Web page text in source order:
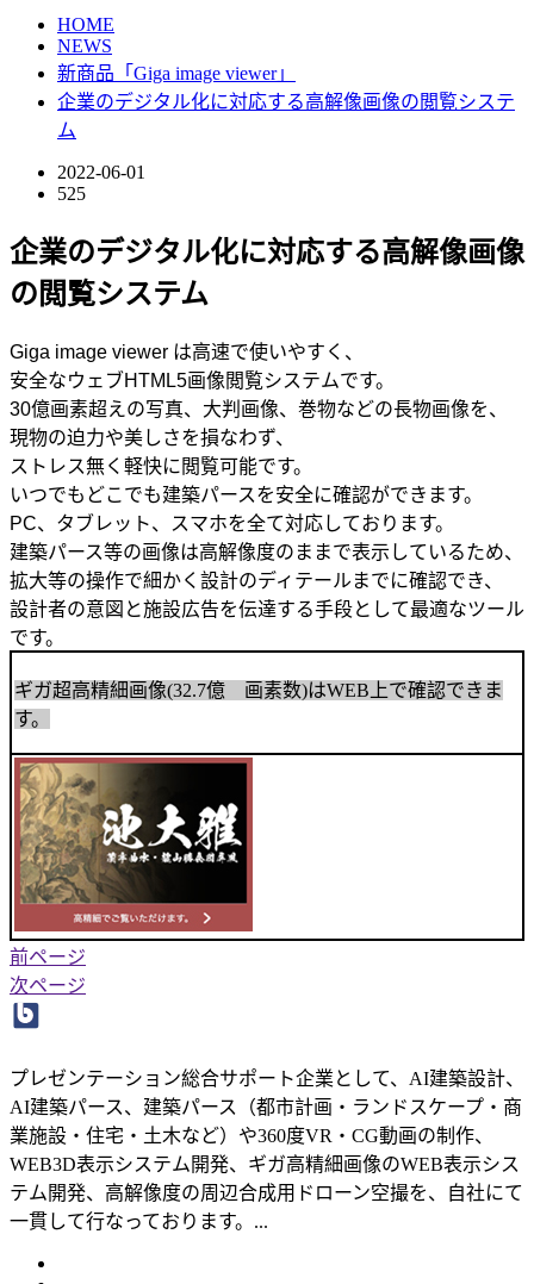
HOME
NEWS
新商品「Giga image viewer」
企業のデジタル化に対応する高解像画像の閲覧システ
ム
2022-06-01
525
企業のデジタル化に対応する高解像画像
の閲覧システム
Giga image viewer は高速で使いやすく、
安全なウェブHTML5画像閲覧システムです。
30億画素超えの写真、大判画像、巻物などの長物画像を、
現物の迫力や美しさを損なわず、
ストレス無く軽快に閲覧可能です。
いつでもどこでも建築パースを安全に確認ができます。
PC、タブレット、スマホを全て対応しております。
建築パース等の画像は高解像度のままで表示しているため、
拡大等の操作で細かく設計のディテールまでに確認でき、
設計者の意図と施設広告を伝達する手段として最適なツール
です。
ギガ超高精細画像(32.7億 画素数)はWEB上で確認できま
す。
前ページ
次ページ
プレゼンテーション総合サポート企業として、AI建築設計、
AI建築パース、建築パース（都市計画・ランドスケープ・商
業施設・住宅・土木など）や360度VR・CG動画の制作、
WEB3D表示システム開発、ギガ高精細画像のWEB表示シス
テム開発、高解像度の周辺合成用ドローン空撮を、自社にて
一貫して行なっております。...